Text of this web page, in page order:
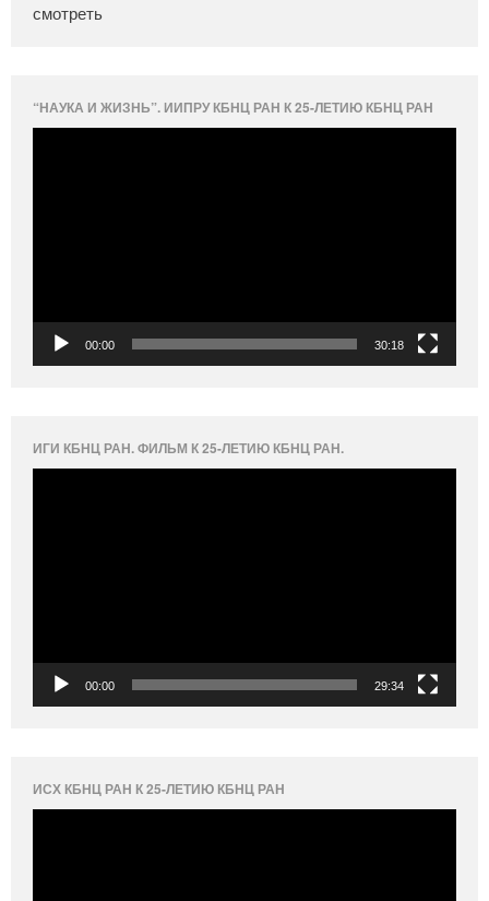
смотреть
“НАУКА И ЖИЗНЬ”. ИИПРУ КБНЦ РАН К 25-ЛЕТИЮ КБНЦ РАН
00:00 30:18
ИГИ КБНЦ РАН. ФИЛЬМ К 25-ЛЕТИЮ КБНЦ РАН.
00:00 29:34
ИСХ КБНЦ РАН К 25-ЛЕТИЮ КБНЦ РАН